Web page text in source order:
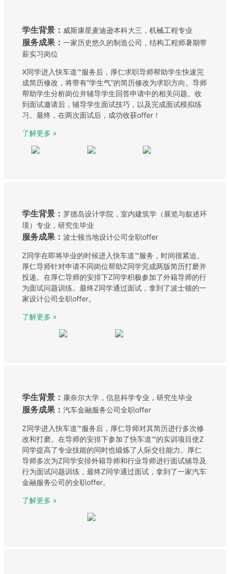
学生背景： 威斯康星麦迪逊本科大三，机械工程专业
服务成果： 一家历史悠久的制造公司，结构工程师暑期带
薪实习岗位
X同学进入快车道™服务后，厚仁求职导师帮助学生快速完
成简历修改，将带有“学生气”的简历修改为求职方向。导师
帮助学生分析岗位并辅导学生回答申请中的相关问题。收
到面试邀请后，辅导学生面试技巧，以及完成面试模拟练
习。最终，在两次面试后，成功收获offer！
了解更多 »
学生背景： 罗德岛设计学院，室内建筑学（展览与叙述环
境）专业，研究生毕业
服务成果： 波士顿当地设计公司全职offer
Z同学在即将毕业的时候进入快车道™服务，时间很紧迫。
厚仁导师针对申请不同岗位帮助Z同学完成两版简历打磨并
投递。在厚仁导师的安排下Z同学积极参加了外籍导师的行
为面试问题训练。最终Z同学通过面试，拿到了波士顿的一
家设计公司全职offer。
了解更多 »
学生背景： 康奈尔大学，信息科学专业，研究生毕业
服务成果： 汽车金融服务公司全职offer
Z同学进入快车道™服务后，厚仁导师对其简历进行多次修
改和打磨。在导师的安排下参加了快车道™的实训项目使Z
同学提高了专业技能的同时也锻炼了人际交往能力。厚仁
导师多次为Z同学安排外籍导师和行业导师进行面试辅导及
行为面试问题训练，最终Z同学通过面试，拿到了一家汽车
金融服务公司的全职offer。
了解更多 »